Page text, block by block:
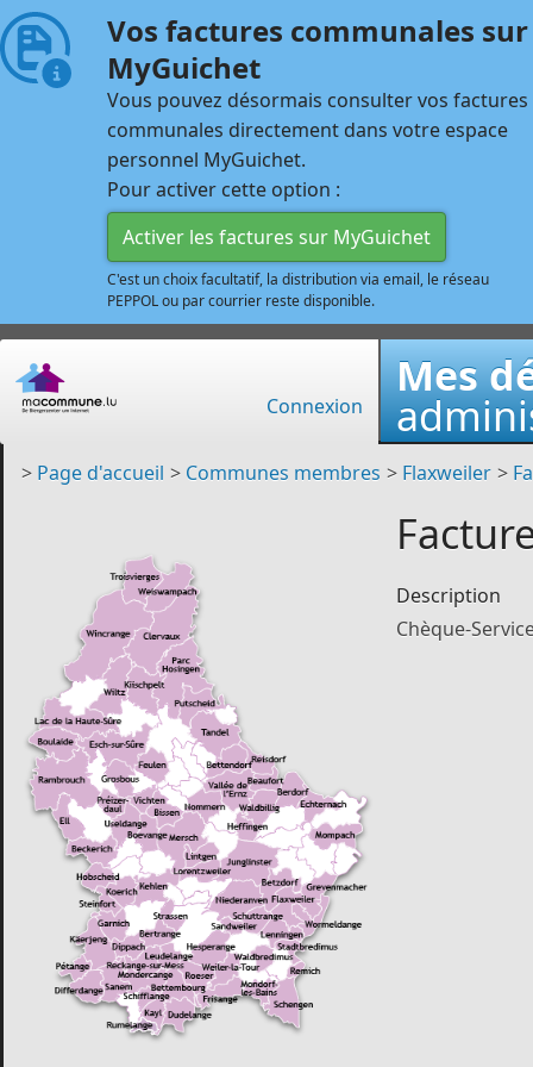
Vos factures communales sur
MyGuichet
Vous pouvez désormais consulter vos factures
communales directement dans votre espace
personnel MyGuichet.
Pour activer cette option :
Activer les factures sur MyGuichet
C'est un choix facultatif, la distribution via email, le réseau
PEPPOL ou par courrier reste disponible.
Connexion
Mes
> Page d'accueil > Communes membres > Flaxweiler >
Description
Chèque-